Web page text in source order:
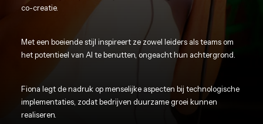
co-creatie.
Met een boeiende stijl inspireert ze zowel leiders als teams om
het potentieel van AI te benutten, ongeacht hun achtergrond.
Fiona legt de nadruk op menselijke aspecten bij technologische
implementaties, zodat bedrijven duurzame groei kunnen
realiseren.